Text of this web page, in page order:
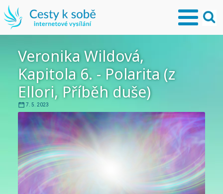
Veronika Wildová,
Kapitola 6. - Polarita (z
Ellori, Příběh duše)
7. 5. 2023